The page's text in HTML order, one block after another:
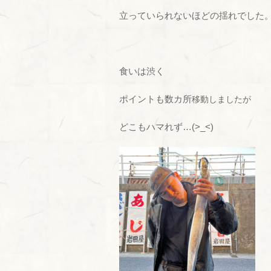
立っていられないほどの揺れでした
食いは渋く
ポイントも数カ所移動 しましたが
どこもハマれず…(>_<)